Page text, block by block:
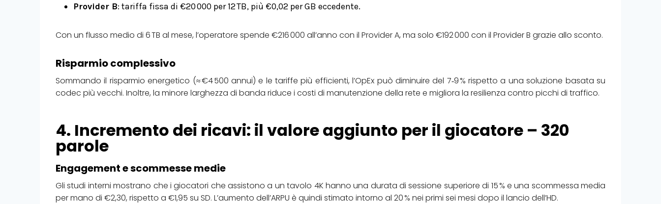
Provider B: tariffa fissa di €20 000 per 12 TB, più €0,02 per GB eccedente.
Con un flusso medio di 6 TB al mese, l’operatore spende €216 000 all’anno con il Provider A, ma solo €192 000 con il Provider B grazie allo sconto.
Risparmio complessivo
Sommando il risparmio energetico (≈ €4 500 annui) e le tariffe più efficienti, l’OpEx può diminuire del 7‑9 % rispetto a una soluzione basata su
codec più vecchi. Inoltre, la minore larghezza di banda riduce i costi di manutenzione della rete e migliora la resilienza contro picchi di traffico.
4. Incremento dei ricavi: il valore aggiunto per il giocatore – 320
parole
Engagement e scommesse medie
Gli studi interni mostrano che i giocatori che assistono a un tavolo 4K hanno una durata di sessione superiore di 15 % e una scommessa media
per mano di €2,30, rispetto a €1,95 su SD. L’aumento dell’ARPU è quindi stimato intorno al 20 % nei primi sei mesi dopo il lancio dell’HD.